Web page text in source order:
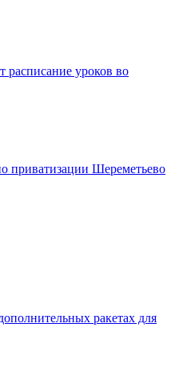
уроков во
приватизации Шереметьево
ракетах для